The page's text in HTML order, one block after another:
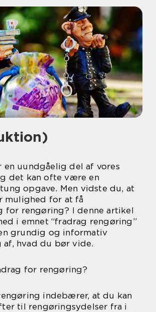
en uundgåelig del af vores
det kan ofte være en
opgave. Men vidste du, at
mulighed for at få
for rengøring? I denne artikel
i emnet “fradrag rengøring”
grundig og informativ
af, hvad du bør vide.
for rengøring?
indebærer, at du kan
til rengøringsydelser fra i